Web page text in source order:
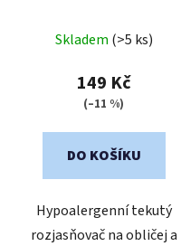
hodnocení
produktu
je
z
Skladem (>5 ks)
149 Kč
(–11 %)
DO KOŠÍKU
Hypoalergenní tekutý
rozjasňovač na obličej a